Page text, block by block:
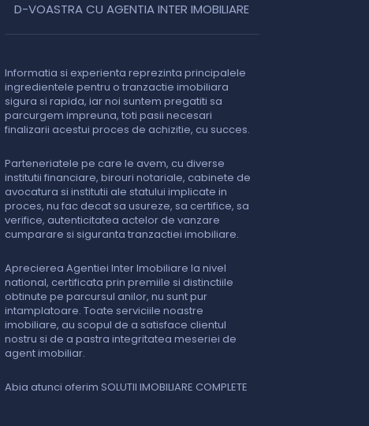
D-VOASTRA CU AGENTIA INTER IMOBILIARE
Informatia si experienta reprezinta principalele
ingredientele pentru o tranzactie imobiliara
sigura si rapida, iar noi suntem pregatiti sa
parcurgem impreuna, toti pasii necesari
finalizarii acestui proces de achizitie, cu succes.
Parteneriatele pe care le avem, cu diverse
institutii financiare, birouri notariale, cabinete de
avocatura si institutii ale statului implicate in
proces, nu fac decat sa usureze, sa certifice, sa
verifice, autenticitatea actelor de vanzare
cumparare si siguranta tranzactiei imobiliare.
Aprecierea Agentiei Inter Imobiliare la nivel
national, certificata prin premiile si distinctiile
obtinute pe parcursul anilor, nu sunt pur
intamplatoare. Toate serviciile noastre
imobiliare, au scopul de a satisface clientul
nostru si de a pastra integritatea meseriei de
agent imobiliar.
Abia atunci oferim SOLUTII IMOBILIARE COMPLETE